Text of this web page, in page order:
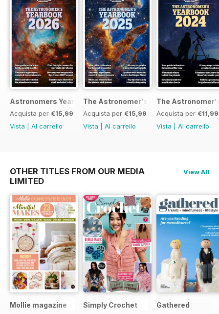
Astronomers Yearbook
Acquista per €15,99
Vista
Al carrello
The Astronomer's Yearbook 2025
Acquista per €15,99
Vista
Al carrello
The
Acquista per €11,99
Vista
Al carrello
OTHER TITLES FROM OUR MEDIA
LIMITED
View All
Mollie magazine Simply Crochet Gathered